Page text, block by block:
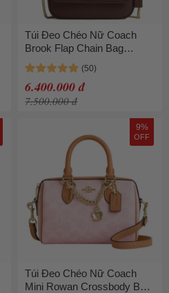
Túi Đeo Chéo Nữ Coach
Brook Flap Chain Bag
CAN90 Brass/Maple Màu
Nâu
6.400.000 đ
7.500.000 đ
9%
OFF
Túi Đeo Chéo Nữ Coach
Mini Rowan Crossbody Bag